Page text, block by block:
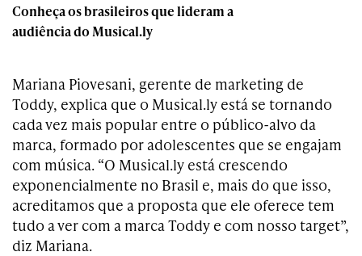
Conheça os brasileiros que lideram a
audiência do Musical.ly
Mariana Piovesani, gerente de marketing de
Toddy, explica que o Musical.ly está se tornando
cada vez mais popular entre o público-alvo da
marca, formado por adolescentes que se engajam
com música. “O Musical.ly está crescendo
exponencialmente no Brasil e, mais do que isso,
acreditamos que a proposta que ele oferece tem
tudo a ver com a marca Toddy e com nosso target”,
diz Mariana.